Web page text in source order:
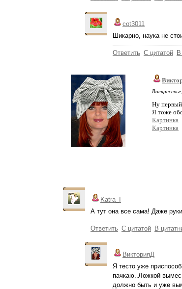
cot3011
Шикарно, наука не
Ответить С цитатой В
Ну первый
Я тоже
Картинка
Картинка
Katra_I
А тут она все сама! Даже
Ответить С цитатой В
ВикторияД
Я тесто уже
пачкаю..Ложкой
должно быть и уже